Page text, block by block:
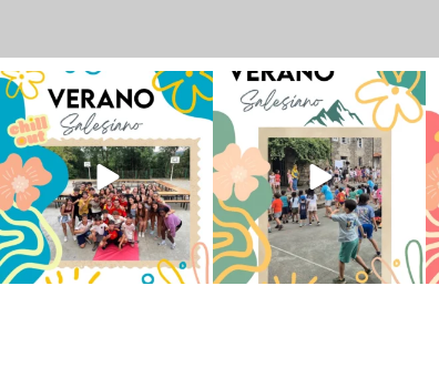
Los alumnos de 6º de Primaria, 1º
y 2º de la ESO...
145 2
La diversión y la alegría también
se han sentido
93 0